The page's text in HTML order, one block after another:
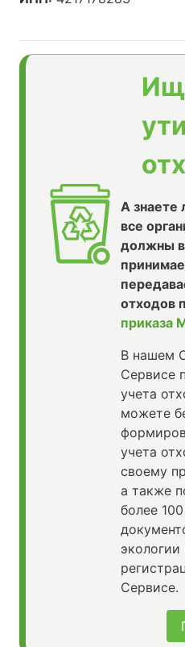
А знаете
все
должны
отходов
приказа
В нашем
Сервисе
учета
можете
учета
своему
а также
более
экологии
Сервисе.